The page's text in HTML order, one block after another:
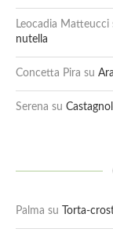
Leocadia Matteucci
nutella
Concetta Pira su
Serena su
Palma su Torta-